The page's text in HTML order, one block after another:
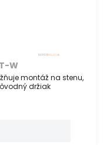
W
montáž na stenu,
držiak